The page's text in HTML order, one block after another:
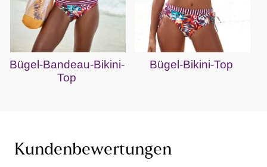
Bügel-Bandeau-Bikini-
Top
Bügel-Bikini-Top
Kundenbewertungen